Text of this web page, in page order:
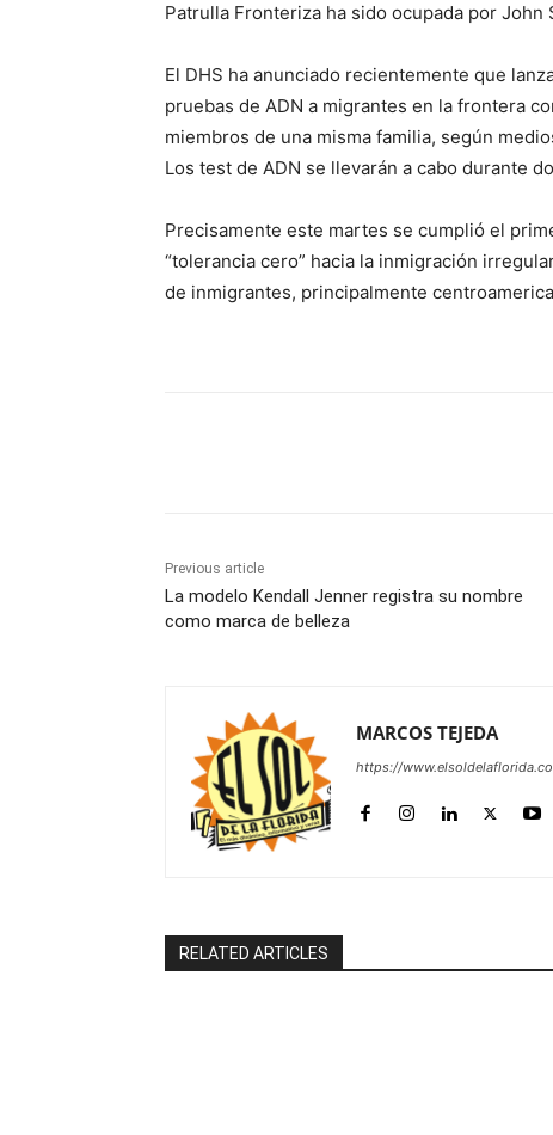
Patrulla Fronteriza ha sido ocupada por John
El DHS ha anunciado recientemente que
pruebas de ADN a migrantes en la frontera
miembros de una misma familia, según
Los test de ADN se llevarán a cabo durante
Precisamente este martes se cumplió el
“tolerancia cero” hacia la inmigración
de inmigrantes, principalmente
Previous article
La modelo Kendall Jenner registra su nombre
como marca de belleza
MARCOS TEJEDA
https://
RELATED ARTICLES